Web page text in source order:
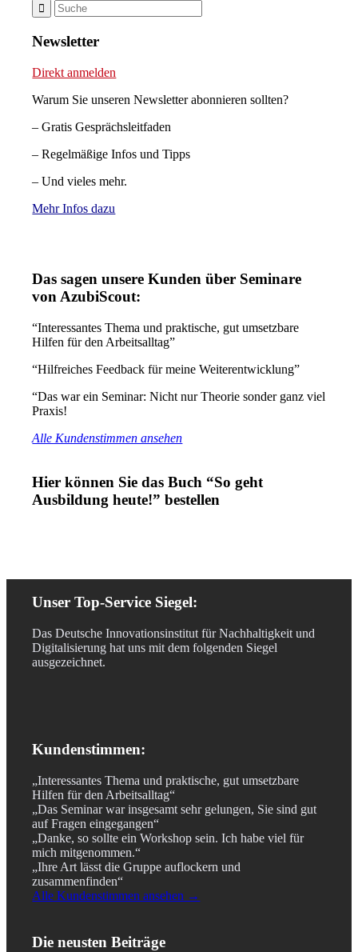
Newsletter
Direkt anmelden
Warum Sie unseren Newsletter abonnieren sollten?
– Gratis Gesprächsleitfaden
– Regelmäßige Infos und Tipps
– Und vieles mehr.
Mehr Infos dazu
Das sagen unsere Kunden über Seminare
von AzubiScout:
“Interessantes Thema und praktische, gut umsetzbare
Hilfen für den Arbeitsalltag”
“Hilfreiches Feedback für meine Weiterentwicklung”
“Das war ein Seminar: Nicht nur Theorie sonder ganz viel
Praxis!
Alle Kundenstimmen ansehen
Hier können Sie das Buch “So geht
Ausbildung heute!” bestellen
Unser Top-Service Siegel:
Das Deutsche Innovationsinstitut für Nachhaltigkeit und
Digitalisierung hat uns mit dem folgenden Siegel
ausgezeichnet.
Kundenstimmen:
„Interessantes Thema und praktische, gut umsetzbare
Hilfen für den Arbeitsalltag“
„Das Seminar war insgesamt sehr gelungen, Sie sind gut
auf Fragen eingegangen“
„Danke, so sollte ein Workshop sein. Ich habe viel für
mich mitgenommen.“
„Ihre Art lässt die Gruppe auflockern und
zusammenfinden“
Alle Kundenstimmen ansehen →
Die neusten Beiträge